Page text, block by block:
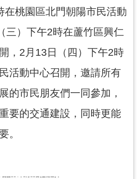
在桃園區北門朝陽市民活動
三）下午2時在蘆竹區興仁
，2月13日（四）下午2時
活動中心召開，邀請所有
的市民朋友們一同參加，
要的交通建設，同時更能
。